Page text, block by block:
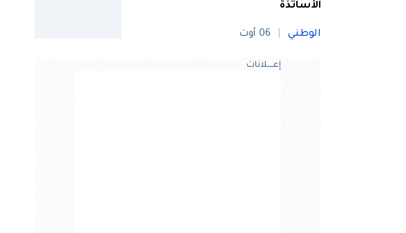
الأساتذة
الوطني 06 أوت
إعــــلانات